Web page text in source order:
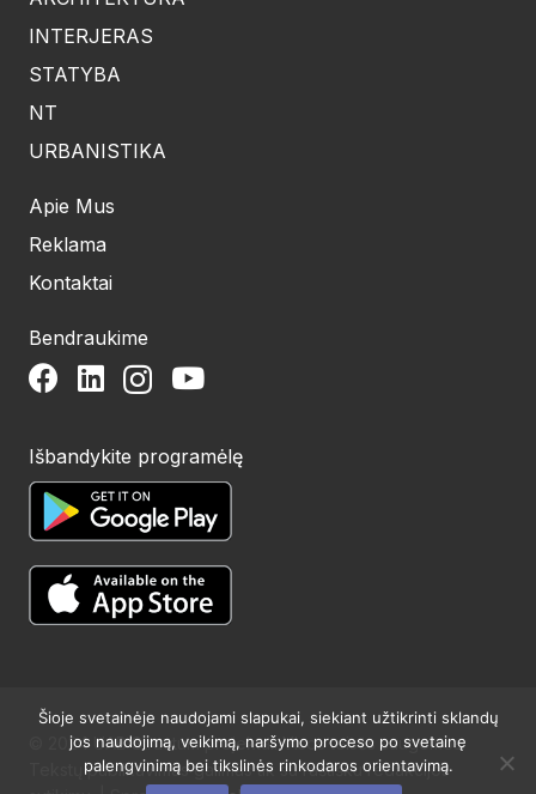
INTERJERAS
STATYBA
NT
URBANISTIKA
Apie Mus
Reklama
Kontaktai
Bendraukime
Išbandykite programėlę
© 2024 UAB Structum projektai. Visos teisės saugomos.
Tekstų publikavimas galimas tik su raštišku redakcijos
Šioje svetainėje naudojami slapukai, siekiant užtikrinti sklandų
jos naudojimą, veikimą, naršymo proceso po svetainę
palengvinimą bei tikslinės rinkodaros orientavimą.